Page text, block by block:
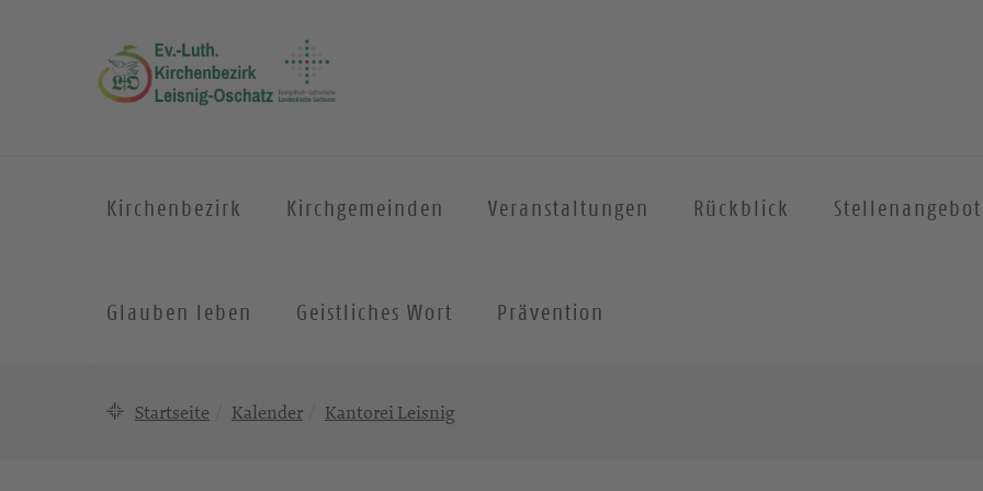
Kirchenbezirk Kirchgemeinden Veranstaltungen Rückblick
Glauben leben Geistliches Wort Prävention
Startseite Kalender Kantorei Leisnig